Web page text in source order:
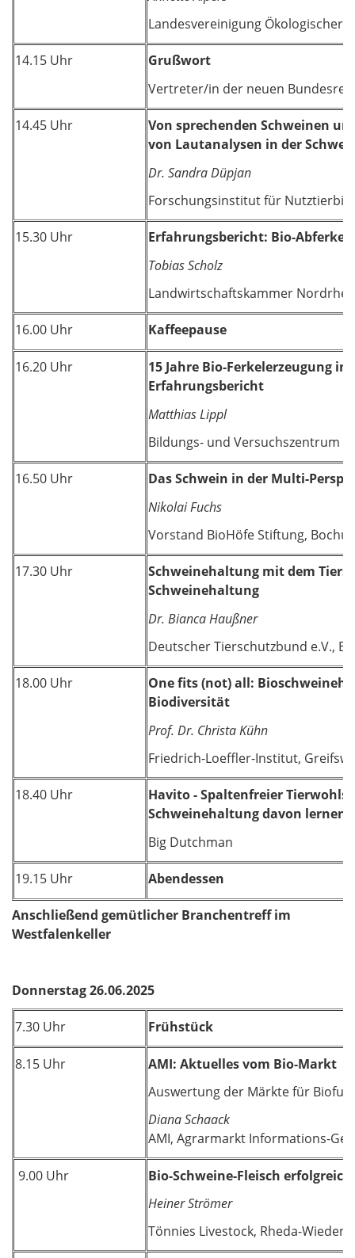
Landesvereinigung Ökologischer
14.15 Uhr
Grußwort
Vertreter/in der neuen
14.45 Uhr
Von sprechenden Schweinen
von Lautanalysen in der
Dr. Sandra Düpjan
Forschungsinstitut für
15.30 Uhr
Erfahrungsbericht: Bio-
Tobias Scholz
Landwirtschaftskammer
16.00 Uhr Kaffeepause
16.20 Uhr
15 Jahre Bio-Ferkelerzeugung
Erfahrungsbericht
Matthias Lippl
Bildungs- und Versuchszentrum
16.50 Uhr
Das Schwein in der Multi-
Nikolai Fuchs
Vorstand BioHöfe Stiftung,
17.30 Uhr
Schweinehaltung mit dem
Schweinehaltung
Dr. Bianca Haußner
Deutscher Tierschutzbund e.V.,
18.00 Uhr
One fits (not) all:
Biodiversität
Prof. Dr. Christa Kühn
Friedrich-Loeffler-Institut,
18.40 Uhr
Havito - Spaltenfreier
Schweinehaltung davon lernen?
Big Dutchman
19.15 Uhr Abendessen
Anschließend gemütlicher Branchentreff im
Westfalenkeller
Donnerstag 26.06.2025
7.30 Uhr Frühstück
8.15 Uhr
AMI: Aktuelles vom Bio-Markt
Auswertung der Märkte für
Diana Schaack
AMI, Agrarmarkt Informations-
9.00 Uhr
Bio-Schweine-Fleisch
Heiner Strömer
Tönnies Livestock, Rheda-